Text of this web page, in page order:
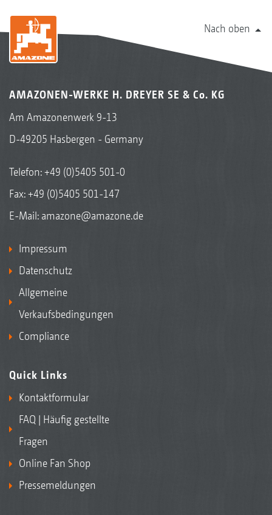
Nach oben
AMAZONEN-WERKE H. DREYER SE & Co. KG
Am Amazonenwerk 9-13
D-49205 Hasbergen - Germany
Telefon:+49 (0)5405 501-0
Fax: +49 (0)5405 501-147
E-Mail: amazone@amazone.de
Impressum
Datenschutz
Allgemeine
Verkaufsbedingungen
Compliance
Quick Links
Kontaktformular
FAQ | Häufig gestellte
Fragen
Online Fan Shop
Pressemeldungen